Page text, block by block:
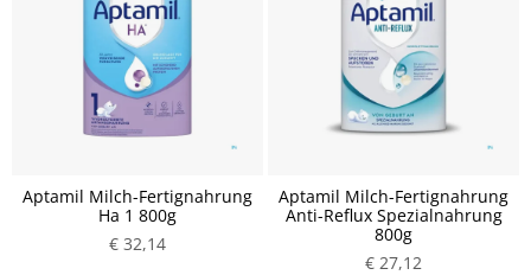
Aptamil Milch-Fertignahrung
Ha 1 800g
€ 32,14
Aptamil Milch-Fertignahrung
Anti-Reflux Spezialnahrung
800g
€ 27,12